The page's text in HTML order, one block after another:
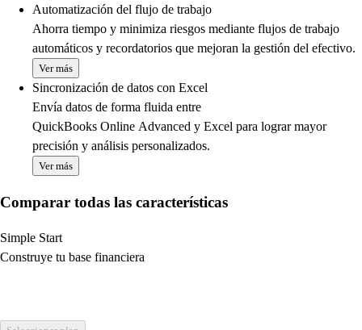
Automatización del flujo de trabajo
Ahorra tiempo y minimiza riesgos mediante flujos de trabajo
automáticos y recordatorios que mejoran la gestión del efectivo.
Ver más
Sincronización de datos con Excel
Envía datos de forma fluida entre
QuickBooks Online Advanced y Excel para lograr mayor
precisión y análisis personalizados.
Ver más
Comparar todas las características
Simple Start
Construye tu base financiera